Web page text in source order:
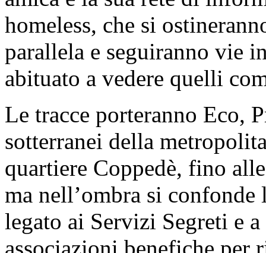
homeless, che si
parallela e seguiranno vie
abituato a vedere quelli
Le tracce porteranno Eco,
sotterranei della
quartiere Coppedè, fino
ma nell’ombra si
legato ai Servizi Segreti e
associazioni benefiche per